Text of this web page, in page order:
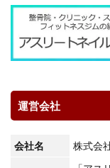
運営会社
会社名 株式会